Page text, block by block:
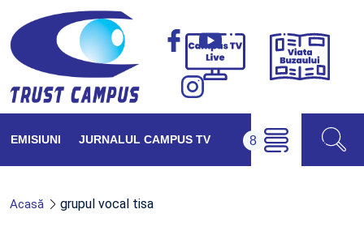
Campus
Viața
EMISIUNI JURNALUL CAMPUS TV
Acasă grupul vocal tisa